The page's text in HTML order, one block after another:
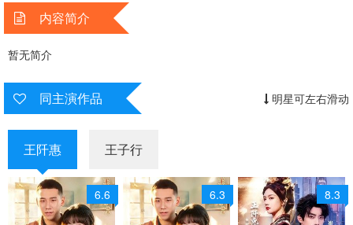
内容简介
暂无简介
同主演作品 明星可左右滑动
王阡惠 王子行
6.6 6.3 8.3